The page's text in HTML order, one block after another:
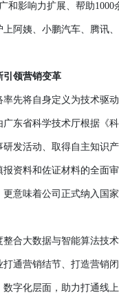
和影响力扩展、帮助
阿姨、小鹏汽车、腾讯
引领营销变革
先将自身定义为技术驱
东省科学技术厅根据《
发活动、取得自主知识
资料和佐证材料的全面
意味着公司正式纳入国
合大数据与智能算法技
通营销结节、打造营销
字化层面，助力打通线